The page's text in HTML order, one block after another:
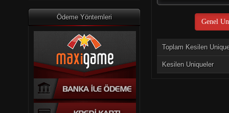
Ödeme Yöntemleri
Genel
Toplam Kesilen
Kesilen Uniqueler